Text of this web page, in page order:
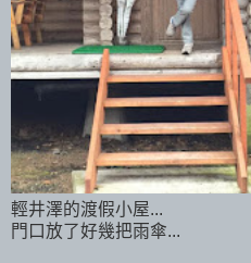
輕井澤的渡假小屋...
門口放了好幾把雨傘...